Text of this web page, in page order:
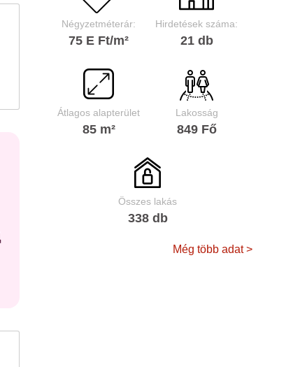
Négyzetméterár:
75 E Ft/m²
Hirdetések száma:
21 db
Átlagos alapterület
85 m²
Lakosság
849 Fő
Összes lakás
338 db
Még több adat >